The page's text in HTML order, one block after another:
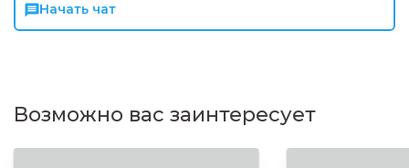
Начать чат
Возможно вас заинтересует